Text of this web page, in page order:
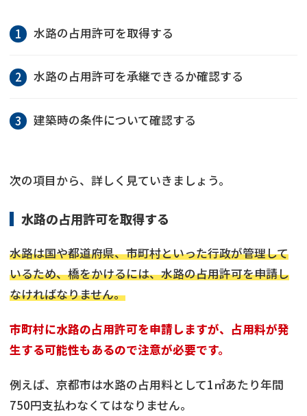
水路の占用許可を取得する
水路の占用許可を承継できるか確認する
建築時の条件について確認する
次の項目から、詳しく見ていきましょう。
水路の占用許可を取得する
水路は国や都道府県、市町村といった行政が管理して
いるため、橋をかけるには、水路の占用許可を申請し
なければなりません。
市町村に水路の占用許可を申請しますが、占用料が発
生する可能性もあるので注意が必要です。
例えば、京都市は水路の占用料として1㎡あたり年間
750円支払わなくてはなりません。